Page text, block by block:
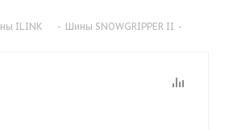
ILINK - Шины SNOWGRIPPER II -